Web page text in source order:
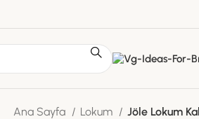
Ana Sayfa Lokum Jöle Lokum